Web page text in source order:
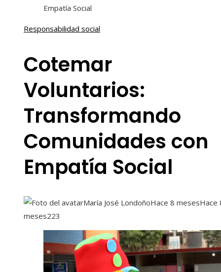
Empatía Social
Responsabilidad social
Cotemar
Voluntarios:
Transformando
Comunidades con
Empatía Social
María José LondoñoHace 8 mesesHace
meses223